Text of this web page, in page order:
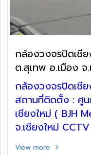
กล้องวงจรปิดเชี
ต.สุเทพ อ.เมือง จ
กล้องวงจรปิดเชี
สถานที่ติดตั้ง : ศู
เชียงใหม่ ( BJH Medical ) ต.สุเทพ อ.เมือง
จ.เชียงใหม่
View more